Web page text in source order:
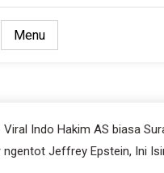
Menu